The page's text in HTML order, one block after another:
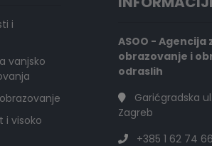
i
vanjsko
i visoko
ASOO -
obrazovanje i
odraslih
Garićgradska
Zagreb
+385 1 62 74